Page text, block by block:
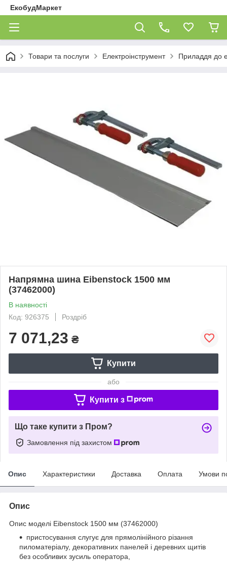
ЕкобудМаркет
Товари та послуги Електроінструмент Приладдя до
Напрямна шина Eibenstock 1500 мм
(37462000)
В наявності
Код: 926375
Роздріб
7 071,23 ₴
Купити
або
Купити з
Що таке купити з Пром?
Замовлення під захистом
Опис Характеристики Доставка Оплата Умови
Опис
Опис моделі Eibenstock 1500 мм (37462000)
пристосування слугує для прямолінійного різання
пиломатеріалу, декоративних панелей і деревних щитів
без особливих зусиль оператора,